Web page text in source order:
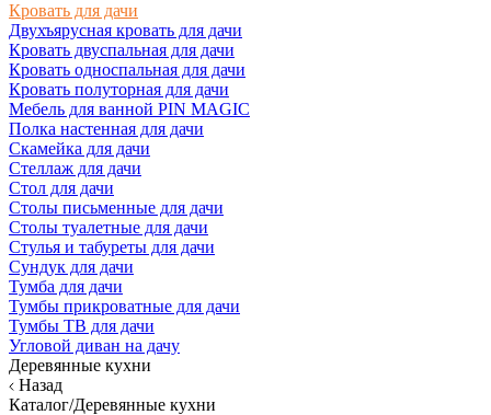
Кровать для дачи
Двухъярусная кровать для дачи
Кровать двуспальная для дачи
Кровать односпальная для дачи
Кровать полуторная для дачи
Мебель для ванной PIN MAGIC
Полка настенная для дачи
Скамейка для дачи
Стеллаж для дачи
Стол для дачи
Столы письменные для дачи
Столы туалетные для дачи
Стулья и табуреты для дачи
Сундук для дачи
Тумба для дачи
Тумбы прикроватные для дачи
Тумбы ТВ для дачи
Угловой диван на дачу
Деревянные кухни
Назад
Каталог/Деревянные кухни